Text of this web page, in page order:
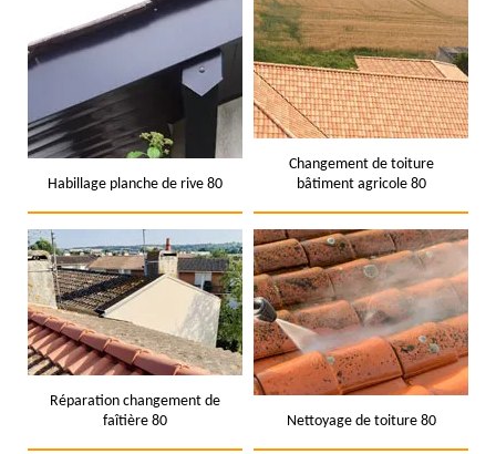
Habillage planche de rive 80
Changement de toiture
bâtiment agricole 80
Réparation changement de
faîtière 80
Nettoyage de toiture 80